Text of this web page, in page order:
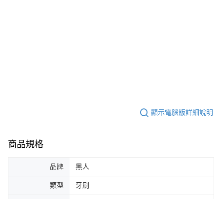
顯示電腦版詳細說明
商品規格
品牌 黑人
類型 牙刷